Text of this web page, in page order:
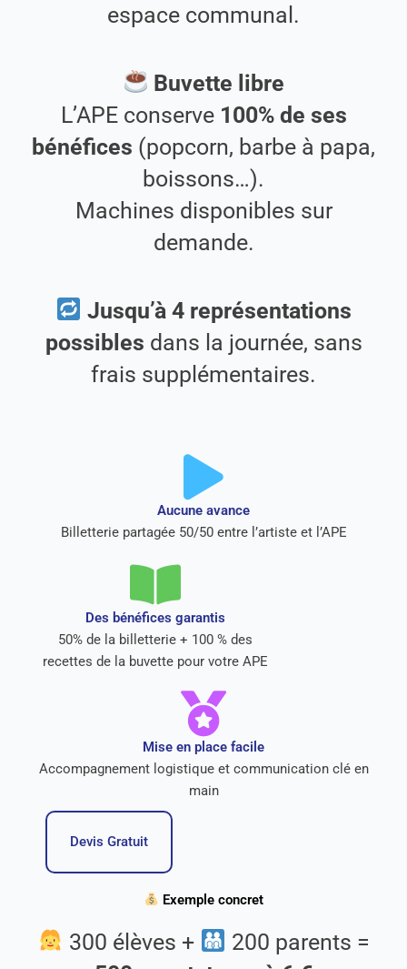
espace communal.
Buvette libre
L’APE conserve 100% de ses
bénéfices (popcorn, barbe à papa,
boissons…).
Machines disponibles sur
demande.
Jusqu’à 4 représentations
possibles dans la journée, sans
frais supplémentaires.
Aucune avance
Billetterie partagée 50/50 entre l’artiste et l’APE
Des bénéfices garantis
50% de la billetterie + 100 % des
recettes de la buvette pour votre APE
Mise en place facile
Accompagnement logistique et communication clé en
main
Devis Gratuit
Exemple concret
300 élèves +
200 parents =